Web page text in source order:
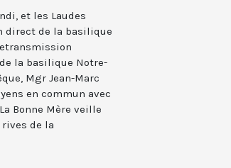
et les Laudes
direct de la basilique
la basilique Notre-
Mgr Jean-Marc
en commun avec
Bonne Mère veille
de la